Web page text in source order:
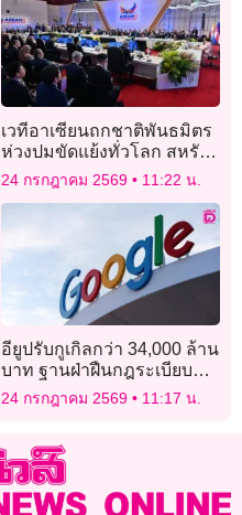
เวทีอาเซียนถกชาติพันธมิตร
ห่วงปมขัดแย้งทั่วโลก สหรัฐฯ
จับมือไทยลุยปราบสแกมเม
24 กรกฎาคม 2569 11:22 น.
อียูปรับกูเกิลกว่า 34,000 ล้าน
บาท ฐานฝ่าฝืนกฎระเบียบ
ด้านการผูกขาด
24 กรกฎาคม 2569 11:17 น.